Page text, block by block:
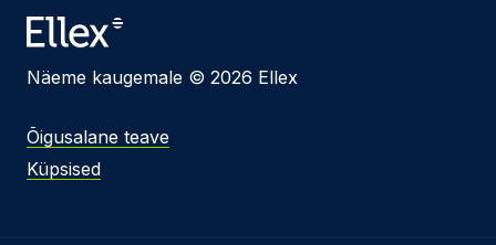
Näeme kaugemale © 2026 Ellex
Õigusalane teave
Küpsised